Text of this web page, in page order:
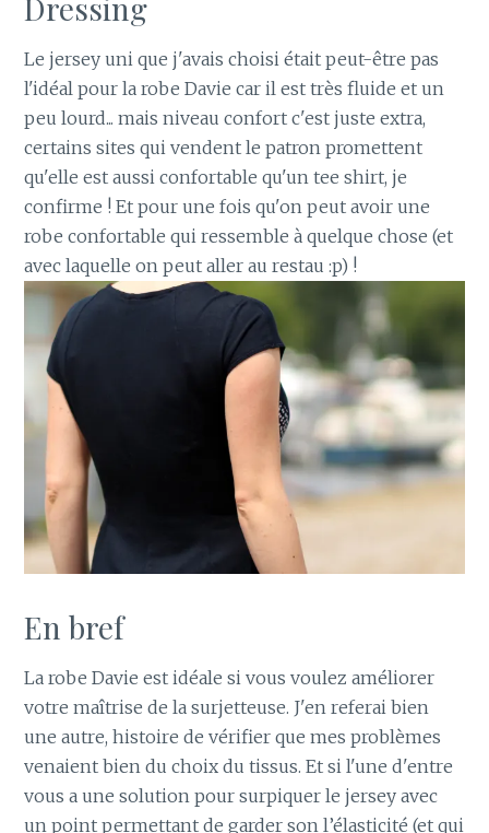
Le jersey uni que j'avais choisi était peut-être pas
l'idéal pour la robe Davie car il est très fluide et un
peu lourd... mais niveau confort c'est juste extra,
certains sites qui vendent le patron promettent
qu'elle est aussi confortable qu'un tee shirt, je
confirme ! Et pour une fois qu'on peut avoir une
robe confortable qui ressemble à quelque chose (et
avec laquelle on peut aller au restau :p) !
En bref
La robe Davie est idéale si vous voulez améliorer
votre maîtrise de la surjetteuse. J'en referai bien
une autre, histoire de vérifier que mes problèmes
venaient bien du choix du tissus. Et si l'une d'entre
vous a une solution pour surpiquer le jersey avec
un point permettant de garder son l’élasticité (et qui